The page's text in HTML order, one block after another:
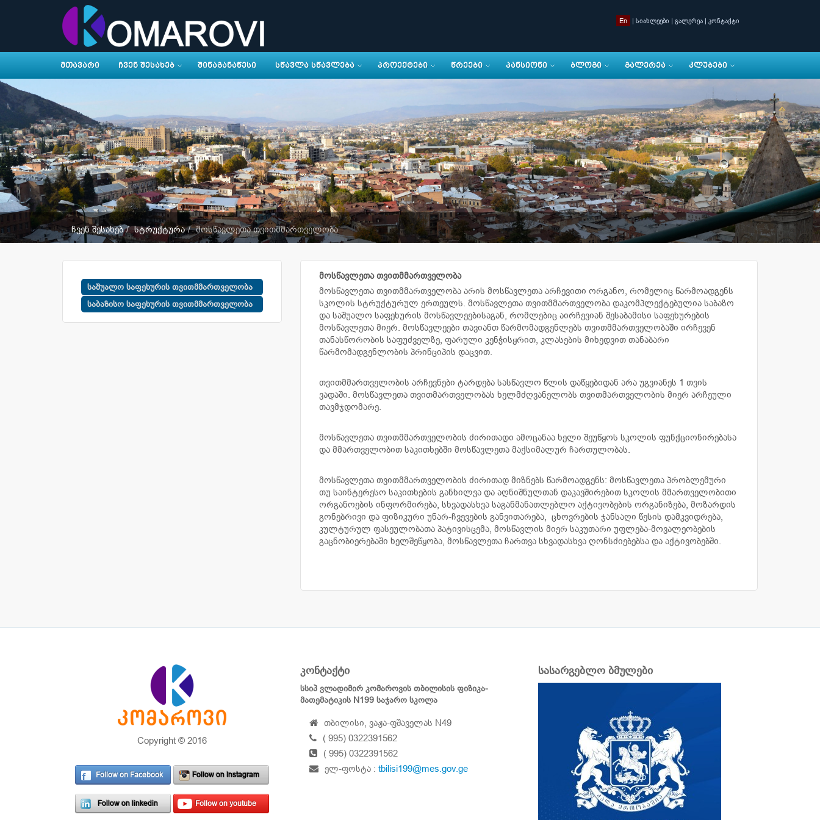
En | სიახლეები | გალერეა | კონტაქტი
ᲛᲗᲐᲕᲐᲠᲘ ᲩᲕᲔᲜ ᲨᲔᲡᲐᲮᲔᲑ ᲨᲘᲜᲐᲒᲐᲜᲐᲬᲔᲡᲘ ᲡᲬᲐᲕᲚᲐ ᲡᲬᲐᲕᲚᲔᲑᲐ ᲞᲠᲝᲔᲥᲢᲔᲑᲘ ᲬᲠᲔᲔᲑᲘ ᲞᲐᲜᲡᲘᲝᲜᲘ ᲑᲚᲝᲒᲘ ᲒᲐᲚᲔᲠᲔᲐ ᲙᲚᲣᲑᲔᲑᲘ
ჩვენ შესახებ სტრუქტურა მოსწავლეთა თვითმმართველობა
საშუალო საფეხურის თვითმმართველობა
საბაზისო საფეხურის თვითმმართველობა
მოსწავლეთა თვითმმართველობა
მოსწავლეთა თვითმმართველობა არის მოსწავლეთა არჩევითი ორგანო, რომელიც წარმოადგენს
სკოლის სტრუქტურულ ერთეულს. მოსწავლეთა თვითმმართველობა დაკომპლექტებულია საბაზო
და საშუალო საფეხურის მოსწავლეებისაგან, რომლებიც აირჩევიან შესაბამისი საფეხურების
მოსწავლეთა მიერ. მოსწავლეები თავიანთ წარმომადგენლებს თვითმმართველობაში ირჩევენ
თანასწორობის საფუძველზე, ფარული კენჭისყრით, კლასების მიხედვით თანაბარი
წარმომადგენლობის პრინციპის დაცვით.
თვითმმართველობის არჩევნები ტარდება სასწავლო წლის დაწყებიდან არა უგვიანეს 1 თვის
ვადაში. მოსწავლეთა თვითმართველობას ხელმძღვანელობს თვითმართველობის მიერ არჩეული
თავმჯდომარე.
მოსწავლეთა თვითმმართველობის ძირითადი ამოცანაა ხელი შეუწყოს სკოლის ფუნქციონირებასა
და მმართველობით საკითხებში მოსწავლეთა მაქსიმალურ ჩართულობას.
მოსწავლეთა თვითმმართველობის ძირითად მიზნებს წარმოადგენს: მოსწავლეთა პრობლემური
თუ საინტერესო საკითხების განხილვა და აღნიშნულთან დაკავშირებით სკოლის მმართველობითი
ორგანოების ინფორმირება, სხვადასხვა საგანმანათლებლო აქტივობების ორგანიზება, მოზარდის
გონებრივი და ფიზიკური უნარ-ჩვევების განვითარება, ცხოვრების ჯანსაღი წესის დამკვიდრება,
კულტურულ ფასეულობათა პატივისცემა, მოსწავლის მიერ საკუთარი უფლება-მოვალეობების
გაცნობიერებაში ხელშეწყობა, მოსწავლეთა ჩართვა სხვადასხვა ღონსძიებებსა და აქტივობებში.
Copyright © 2016
Follow on Facebook Follow on Instagram
Follow on linkedin Follow on youtube
კონტაქტი
სსიპ ვლადიმირ კომაროვის თბილისის ფიზიკა-
მათემატიკის N199 საჯარო სკოლა
თბილისი, ვაჟა-ფშაველას N49
( 995) 0322391562
( 995) 0322391562
ელ-ფოსტა : tbilisi199@mes.gov.ge
სასარგებლო ბმულები